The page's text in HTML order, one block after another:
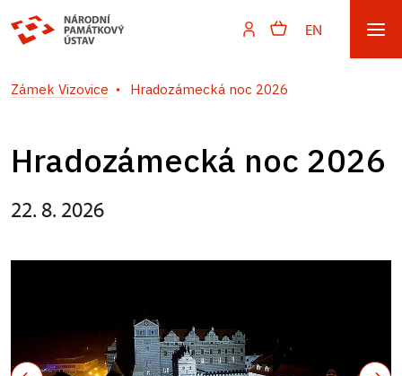
EN
Zámek Vizovice Hradozámecká noc 2026
Hradozámecká noc 2026
22. 8. 2026